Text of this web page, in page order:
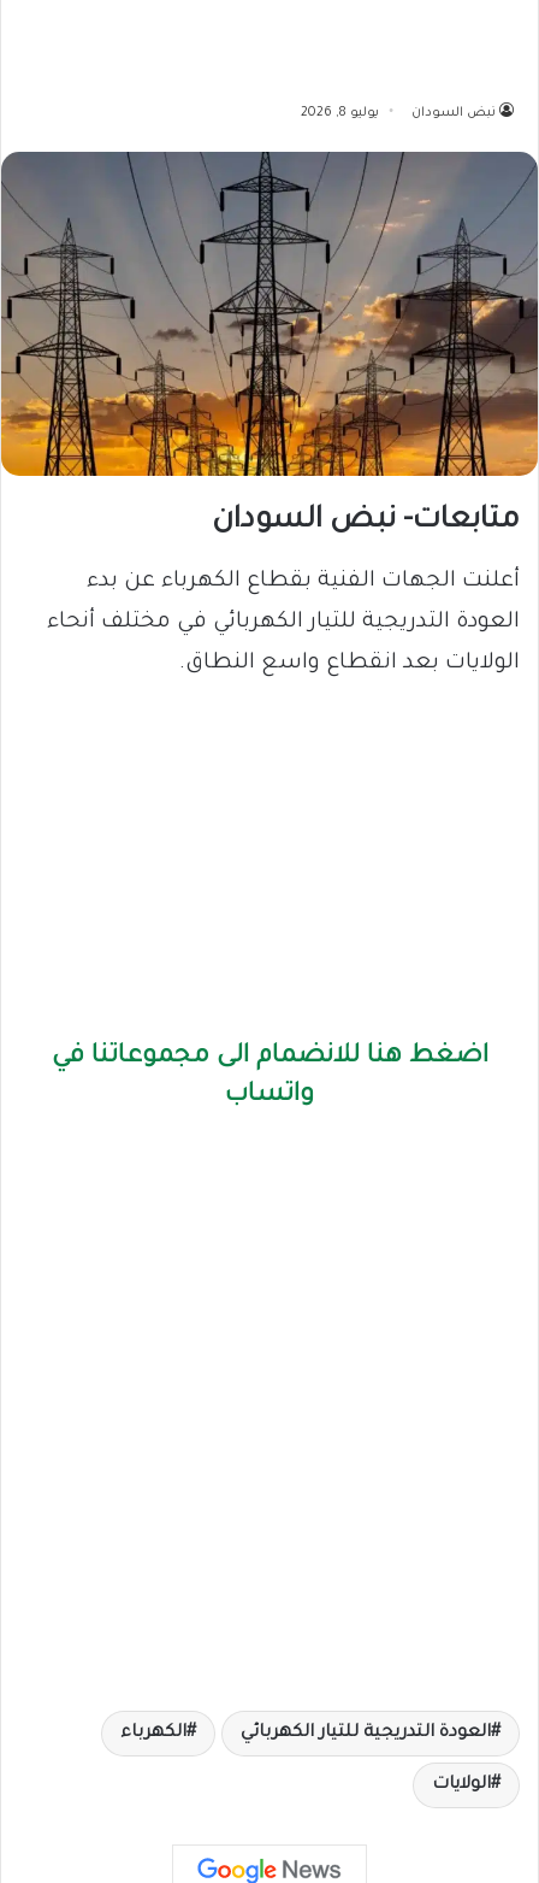
نبض السودان يوليو 8, 2026
متابعات- نبض السودان
أعلنت الجهات الفنية بقطاع الكهرباء عن بدء
العودة التدريجية للتيار الكهربائي في مختلف أنحاء
الولايات بعد انقطاع واسع النطاق.
اضغط هنا للانضمام الى مجموعاتنا في
واتساب
العودة التدريجية للتيار الكهربائي الكهرباء
الولايات